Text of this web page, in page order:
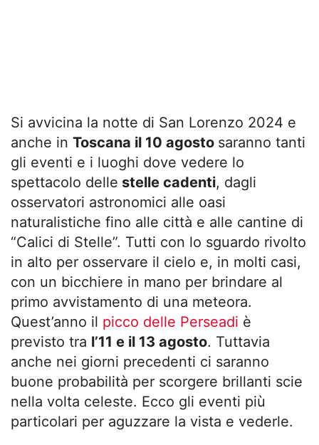
Si avvicina la notte di San Lorenzo 2024 e
anche in Toscana il 10 agosto saranno tanti
gli eventi e i luoghi dove vedere lo
spettacolo delle stelle cadenti, dagli
osservatori astronomici alle oasi
naturalistiche fino alle città e alle cantine di
“Calici di Stelle”. Tutti con lo sguardo rivolto
in alto per osservare il cielo e, in molti casi,
con un bicchiere in mano per brindare al
primo avvistamento di una meteora.
Quest’anno il picco delle Perseadi è
previsto tra l’11 e il 13 agosto. Tuttavia
anche nei giorni precedenti ci saranno
buone probabilità per scorgere brillanti scie
nella volta celeste. Ecco gli eventi più
particolari per aguzzare la vista e vederle.